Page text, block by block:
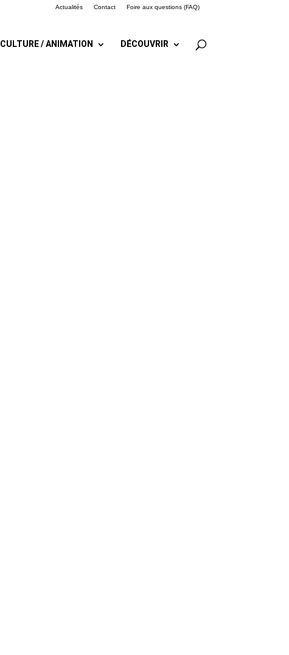
Actualités Contact Foire aux questions (FAQ)
CULTURE / ANIMATION DÉCOUVRIR